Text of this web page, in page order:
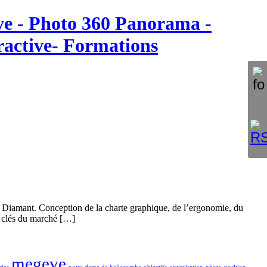
- Photo 360 Panorama -
Formations
Conception de la charte graphique, de l’ergonomie, du
clés du marché […]
megeve